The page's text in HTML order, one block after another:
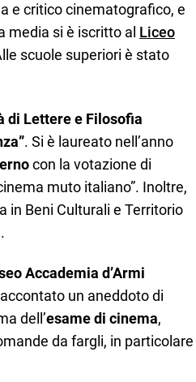
e critico cinematografico, e
media si è iscritto al Liceo
scuole superiori è stato
di Lettere e Filosofia
. Si è laureato nell’anno
con la votazione di
muto italiano”. Inoltre,
in Beni Culturali e Territorio
Accademia d’Armi
un aneddoto di
dell’esame di cinema,
da fargli, in particolare